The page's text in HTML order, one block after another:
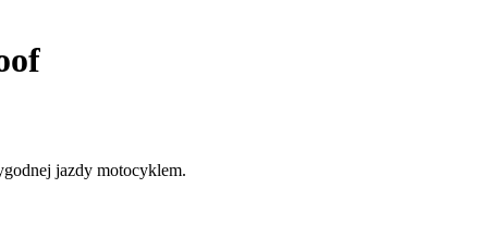
jazdy motocyklem.